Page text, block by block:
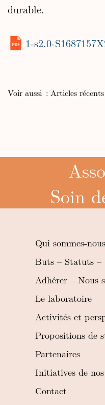
durable.
1-s2.0-
Voir aussi : Articles récents
Soin
Qui sommes-
Buts – Statuts –
Adhérer – Nous
Le laboratoire
Activités et
Propositions de
Partenaires
Initiatives de
Contact